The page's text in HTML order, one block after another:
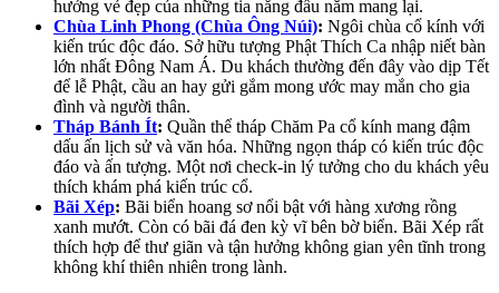
hưởng vẻ đẹp của những tia nắng đầu năm mang lại.
Chùa Linh Phong (Chùa Ông Núi): Ngôi chùa cổ kính với
kiến trúc độc đáo. Sở hữu tượng Phật Thích Ca nhập niết bàn
lớn nhất Đông Nam Á. Du khách thường đến đây vào dịp Tết
để lễ Phật, cầu an hay gửi gắm mong ước may mắn cho gia
đình và người thân.
Tháp Bánh Ít: Quần thể tháp Chăm Pa cổ kính mang đậm
dấu ấn lịch sử và văn hóa. Những ngọn tháp có kiến trúc độc
đáo và ấn tượng. Một nơi check-in lý tưởng cho du khách yêu
thích khám phá kiến trúc cổ.
Bãi Xép: Bãi biển hoang sơ nổi bật với hàng xương rồng
xanh mướt. Còn có bãi đá đen kỳ vĩ bên bờ biển. Bãi Xép rất
thích hợp để thư giãn và tận hưởng không gian yên tĩnh trong
không khí thiên nhiên trong lành.